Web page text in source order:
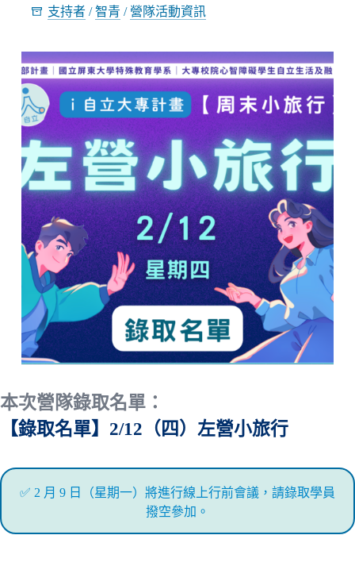
支持者 /智青 / 營隊活動資訊
本次營隊錄取名單：
【錄取名單】2/12（四）左營小旅行
✅ 2 月 9 日（星期一）將進行線上行前會議，請錄取學員
撥空參加。